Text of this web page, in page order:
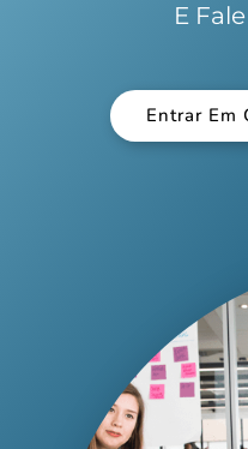
E
Entrar Em